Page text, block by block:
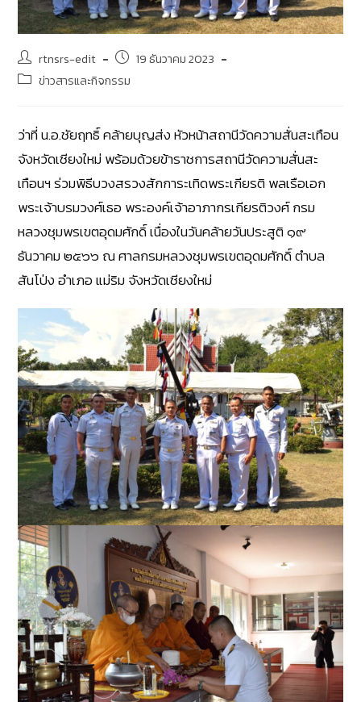
rtnsrs-edit
19 ธันวาคม 2023
ข่าวสารและกิจกรรม
ว่าที่ น.อ.ชัยฤทธิ์ คล้ายบุญส่ง หัวหน้าสถานีวัดความสั่นสะเทือน
จังหวัดเชียงใหม่ พร้อมด้วยข้าราชการสถานีวัดความสั่นสะ
เทือนฯ ร่วมพิธีบวงสรวงสักการะเทิดพระเกียรติ พลเรือเอก
พระเจ้าบรมวงศ์เธอ พระองค์เจ้าอาภากรเกียรติวงศ์​ กรม
หลวงชุมพรเขตอุดมศักดิ์ เนื่องในวันคล้ายวันประสูติ ๑๙
ธันวาคม ๒๕๖๖ ณ ศาลกรมหลวงชุมพรเขตอุดมศักดิ์ ตำบล
สันโป่ง อำเภอ แม่ริม จังหวัดเชียงใหม่